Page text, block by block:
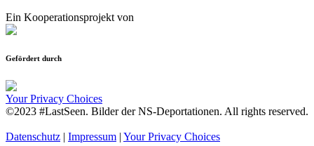
Ein Kooperationsprojekt von
Gefördert durch
Your Privacy Choices
©2023 #LastSeen. Bilder der NS-Deportationen. All rights reserved.
Datenschutz | Impressum | Your Privacy Choices